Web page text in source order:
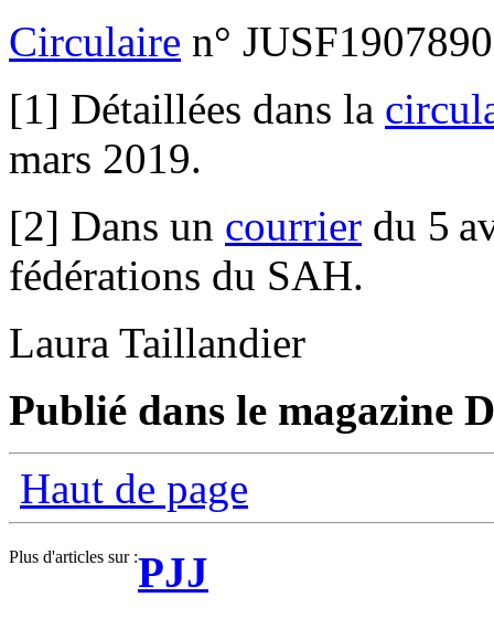
Circulaire n°
[1] Détaillées dans la
mars 2019.
[2] Dans un courrier du 5
fédérations du SAH.
Laura Taillandier
Publié dans le magazine
Haut de page
Plus d'articles sur :PJJ